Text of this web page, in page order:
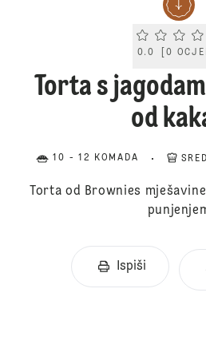
0.0 0
Torta s
od
10 - 12 KOMADA
Torta od Brownies
Ispiši